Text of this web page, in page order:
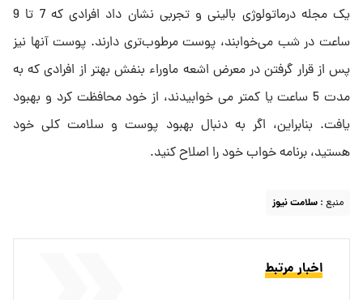
یک مجله درماتولوژی بالینی و تجربی نشان داد افرادی که 7 تا 9
ساعت در شب می‌خوابند، پوست مرطوب‌تری دارند. پوست آنها نیز
پس از قرار گرفتن در معرض اشعه ماوراء بنفش بهتر از افرادی که به
مدت 5 ساعت یا کمتر می خوابیدند، از خود محافظت کرد و بهبود
یافت. بنابراین، اگر به دنبال بهبود پوست و سلامت کلی خود
هستید، برنامه خواب خود را اصلاح کنید.
منبع : سلامت نیوز
اخبار مرتبط